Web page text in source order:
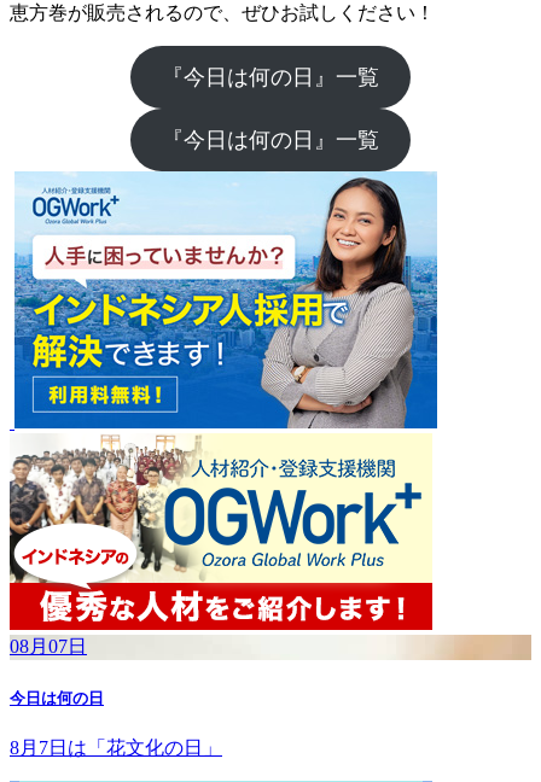
恵方巻が販売されるので、ぜひお試しください！
『今日は何の日』一覧
『今日は何の日』一覧
08月07日
今日は何の日
8月7日は「花文化の日」